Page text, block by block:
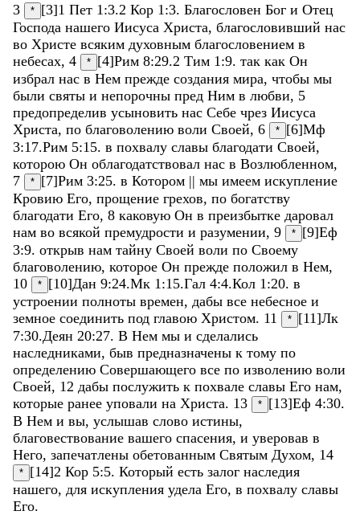
3
* [3]1 Пет 1:3.2 Кор 1:3. Благословен Бог и Отец
Господа нашего Иисуса Христа, благословивший нас
во Христе всяким духовным благословением в
небесах, 4 * [4]Рим 8:29.2 Тим 1:9. так как Он
избрал нас в Нем прежде создания мира, чтобы мы
были святы и непорочны пред Ним в любви, 5
предопределив усыновить нас Себе чрез Иисуса
Христа, по благоволению воли Своей, 6 * [6]Мф
3:17.Рим 5:15. в похвалу славы благодати Своей,
которою Он облагодатствовал нас в Возлюбленном,
7
* [7]Рим 3:25. в Котором || мы имеем искупление
Кровию Его, прощение грехов, по богатству
благодати Его, 8 каковую Он в преизбытке даровал
нам во всякой премудрости и разумении, 9 * [9]Еф
3:9. открыв нам тайну Своей воли по Своему
благоволению, которое Он прежде положил в Нем,
10
* [10]Дан 9:24.Мк 1:15.Гал 4:4.Кол 1:20. в
устроении полноты времен, дабы все небесное и
земное соединить под главою Христом. 11 * [11]Лк
7:30.Деян 20:27. В Нем мы и сделались
наследниками, быв предназначены к тому по
определению Совершающего все по изволению воли
Своей, 12 дабы послужить к похвале славы Его нам,
которые ранее уповали на Христа. 13 * [13]Еф 4:30.
В Нем и вы, услышав слово истины,
благовествование вашего спасения, и уверовав в
Него, запечатлены обетованным Святым Духом, 14
* [14]2 Кор 5:5. Который есть залог наследия
нашего, для искупления удела Его, в похвалу славы
Его.